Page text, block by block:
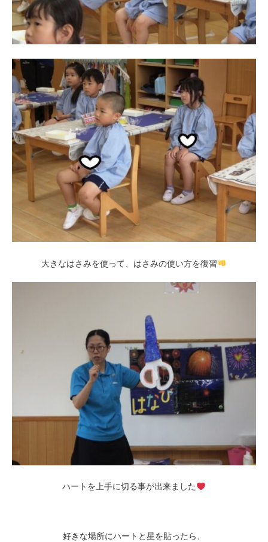
大きなはさみを使って、はさみの使い方を復習
ハートを上手に切る事が出来ました
好きな場所にハートと星を貼ったら、